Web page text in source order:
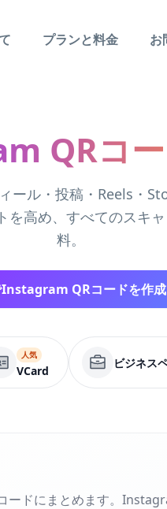
プランと料金 お
QRコ
ール・投稿・Reels・
を高め、すべてのスキ
料。
QRコードを作成
人気
VCard
ビジネス
ードにまとめます。